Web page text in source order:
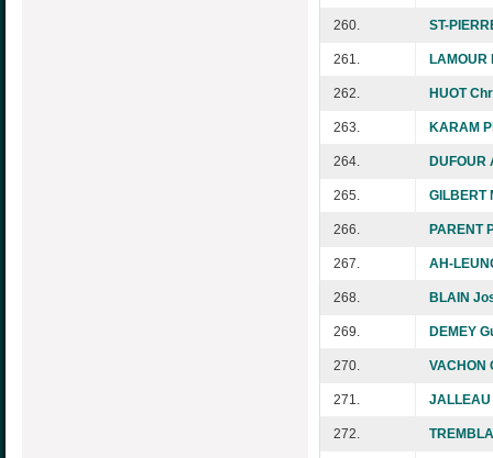
260. ST-
261.
262. HUOT
263. KARAM
264. DUFOUR
265. GILBERT
266. PARENT
267. AH-
268. BLAIN
269. DEMEY
270. VACHON
271.
272.